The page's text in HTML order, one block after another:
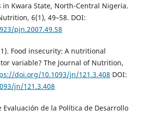
Kwara State, North-Central Nigeria.
6(1), 49–58. DOI:
pjn.2007.49.58
Food insecurity: A nutritional
variable? The Journal of Nutrition,
doi.org/10.1093/jn/121.3.408 DOI:
jn/121.3.408
Evaluación de la Política de Desarrollo